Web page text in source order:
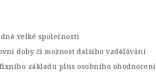
velké společnosti
doby či možnost dalšího vzdělávání
základu plus osobního ohodnocení